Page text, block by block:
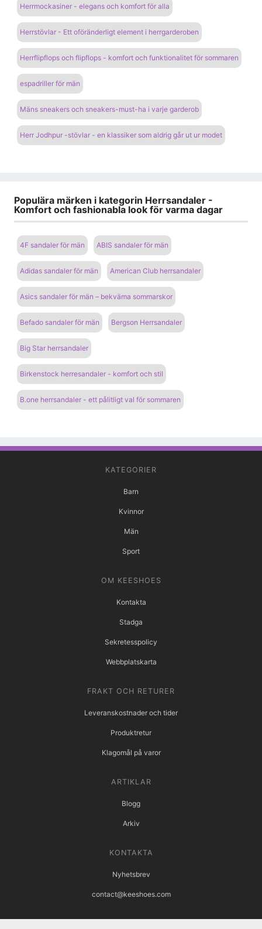
Herrmockasiner - elegans och komfort för alla
Herrstövlar - Ett oföränderligt element i herrgarderoben
Herrflipflops och flipflops - komfort och funktionalitet för sommaren
espadriller för män
Mäns sneakers och sneakers-must-ha i varje garderob
Herr Jodhpur -stövlar - en klassiker som aldrig går ut ur modet
Populära märken i kategorin Herrsandaler -
Komfort och fashionabla look för varma dagar
4F sandaler för män ABIS sandaler för män
Adidas sandaler för män American Club herrsandaler
Asics sandaler för män – bekväma sommarskor
Befado sandaler för män Bergson Herrsandaler
Big Star herrsandaler
Birkenstock herresandaler - komfort och stil
B.one herrsandaler - ett pålitligt val för sommaren
KATEGORIER
Barn
Kvinnor
Män
Sport
OM KEESHOES
Kontakta
Stadga
Sekretesspolicy
Webbplatskarta
FRAKT OCH RETURER
Leveranskostnader och tider
Produktretur
Klagomål på varor
ARTIKLAR
Blogg
Arkiv
KONTAKTA
Nyhetsbrev
contact@keeshoes.com